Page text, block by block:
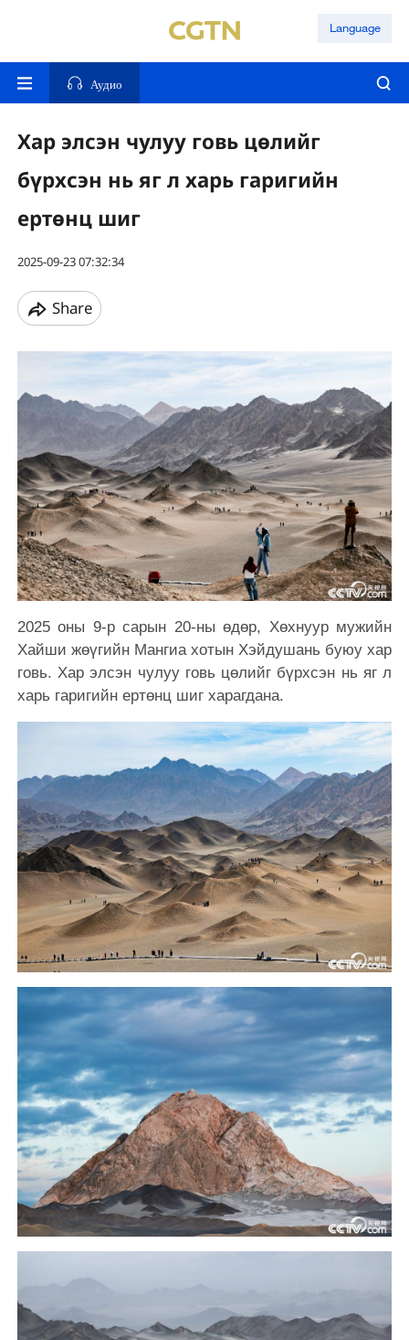
Language
Аудио
Хар элсэн чулуу говь цөлийг
бүрхсэн нь яг л харь гаригийн
ертөнц шиг
2025-09-23 07:32:34
Share
2025 оны 9-р сарын 20-ны өдөр, Хөхнуур мужийн
Хайши жөүгийн Мангиа хотын Хэйдушань буюу хар
говь. Хар элсэн чулуу говь цөлийг бүрхсэн нь яг л
харь гаригийн ертөнц шиг харагдана.